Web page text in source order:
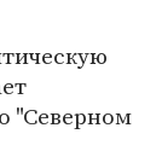
"Северном